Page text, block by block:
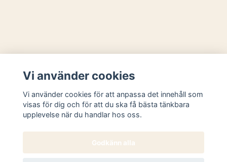
Sociala medier
Vi använder cookies
Vi använder cookies för att anpassa det innehåll som
visas för dig och för att du ska få bästa tänkbara
upplevelse när du handlar hos oss.
Godkänn alla